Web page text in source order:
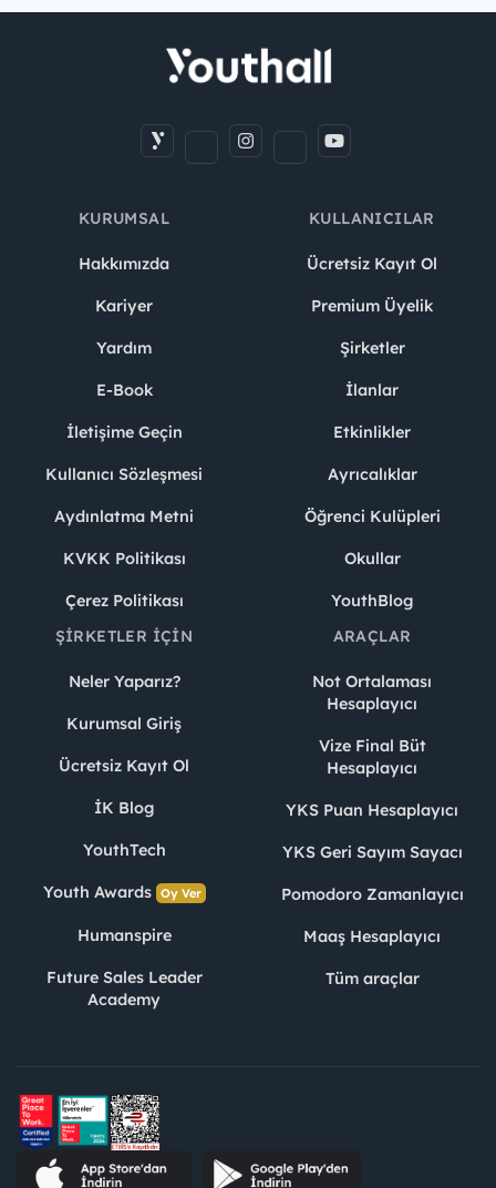
KURUMSAL
Hakkımızda
Kariyer
Yardım
E-Book
İletişime Geçin
Kullanıcı Sözleşmesi
Aydınlatma Metni
KVKK Politikası
Çerez Politikası
KULLANICILAR
Ücretsiz Kayıt Ol
Premium Üyelik
Şirketler
İlanlar
Etkinlikler
Ayrıcalıklar
Öğrenci Kulüpleri
Okullar
YouthBlog
ŞIRKETLER İÇIN
Neler Yaparız?
Kurumsal Giriş
Ücretsiz Kayıt Ol
İK Blog
YouthTech
Youth Awards Oy Ver
Humanspire
Future Sales Leader
Academy
ARAÇLAR
Not Ortalaması
Hesaplayıcı
Vize Final Büt
Hesaplayıcı
YKS Puan Hesaplayıcı
YKS Geri Sayım Sayacı
Pomodoro Zamanlayıcı
Maaş Hesaplayıcı
Tüm araçlar